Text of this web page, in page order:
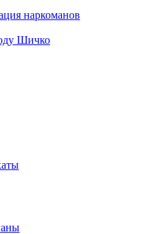
наркоманов
Шичко